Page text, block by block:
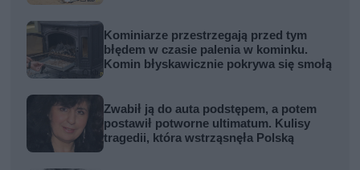
Kominiarze przestrzegają przed tym
błędem w czasie palenia w kominku.
Komin błyskawicznie pokrywa się smołą
Zwabił ją do auta podstępem, a potem
postawił potworne ultimatum. Kulisy
tragedii, która wstrząsnęła Polską